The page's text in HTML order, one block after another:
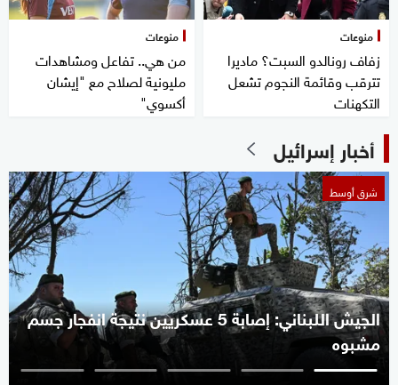
منوعات
زفاف رونالدو السبت؟ ماديرا
تترقب وقائمة النجوم تشعل
التكهنات
منوعات
من هي.. تفاعل ومشاهدات
مليونية لصلاح مع "إيشان
أكسوي"
أخبار إسرائيل
شرق أوسط
الجيش اللبناني: إصابة 5 عسكريين نتيجة انفجار جسم
مشبوه